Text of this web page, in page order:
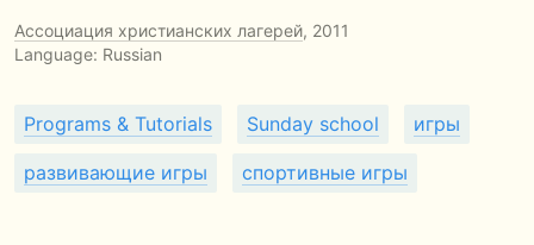
Ассоциация христианских лагерей, 2011
Language: Russian
Programs & Tutorials Sunday school игры
развивающие игры спортивные игры